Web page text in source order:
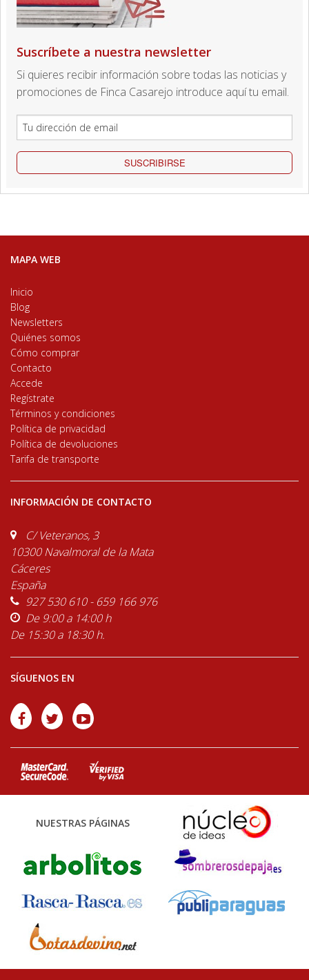
Suscríbete a nuestra newsletter
Si quieres recibir información sobre todas las noticias y
promociones de Finca Casarejo introduce aquí tu email.
SUSCRIBIRSE
MAPA WEB
Inicio
Blog
Newsletters
Quiénes somos
Cómo comprar
Contacto
Accede
Regístrate
Términos y condiciones
Política de privacidad
Política de devoluciones
Tarifa de transporte
INFORMACIÓN DE CONTACTO
C/ Veteranos, 3
10300 Navalmoral de la Mata
Cáceres
España
927 530 610 - 659 166 976
De 9:00 a 14:00 h
De 15:30 a 18:30 h.
SÍGUENOS EN
NUESTRAS PÁGINAS